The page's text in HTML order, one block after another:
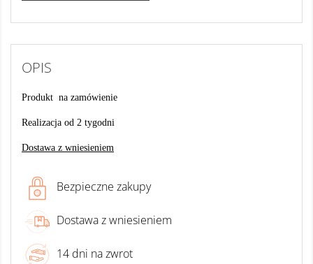
OPIS
Produkt na zamówienie
Realizacja od 2 tygodni
Dostawa z wniesieniem
Bezpieczne zakupy
Dostawa z wniesieniem
14 dni na zwrot